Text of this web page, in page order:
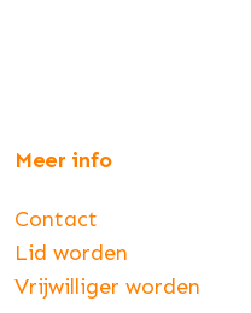
Meer info
Contact
Lid worden
Vrijwilliger worden